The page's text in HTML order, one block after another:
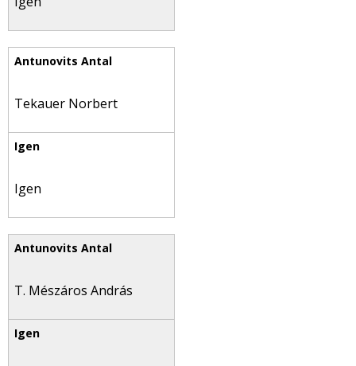
Tekauer Norbert
Igen
T. Mészáros András